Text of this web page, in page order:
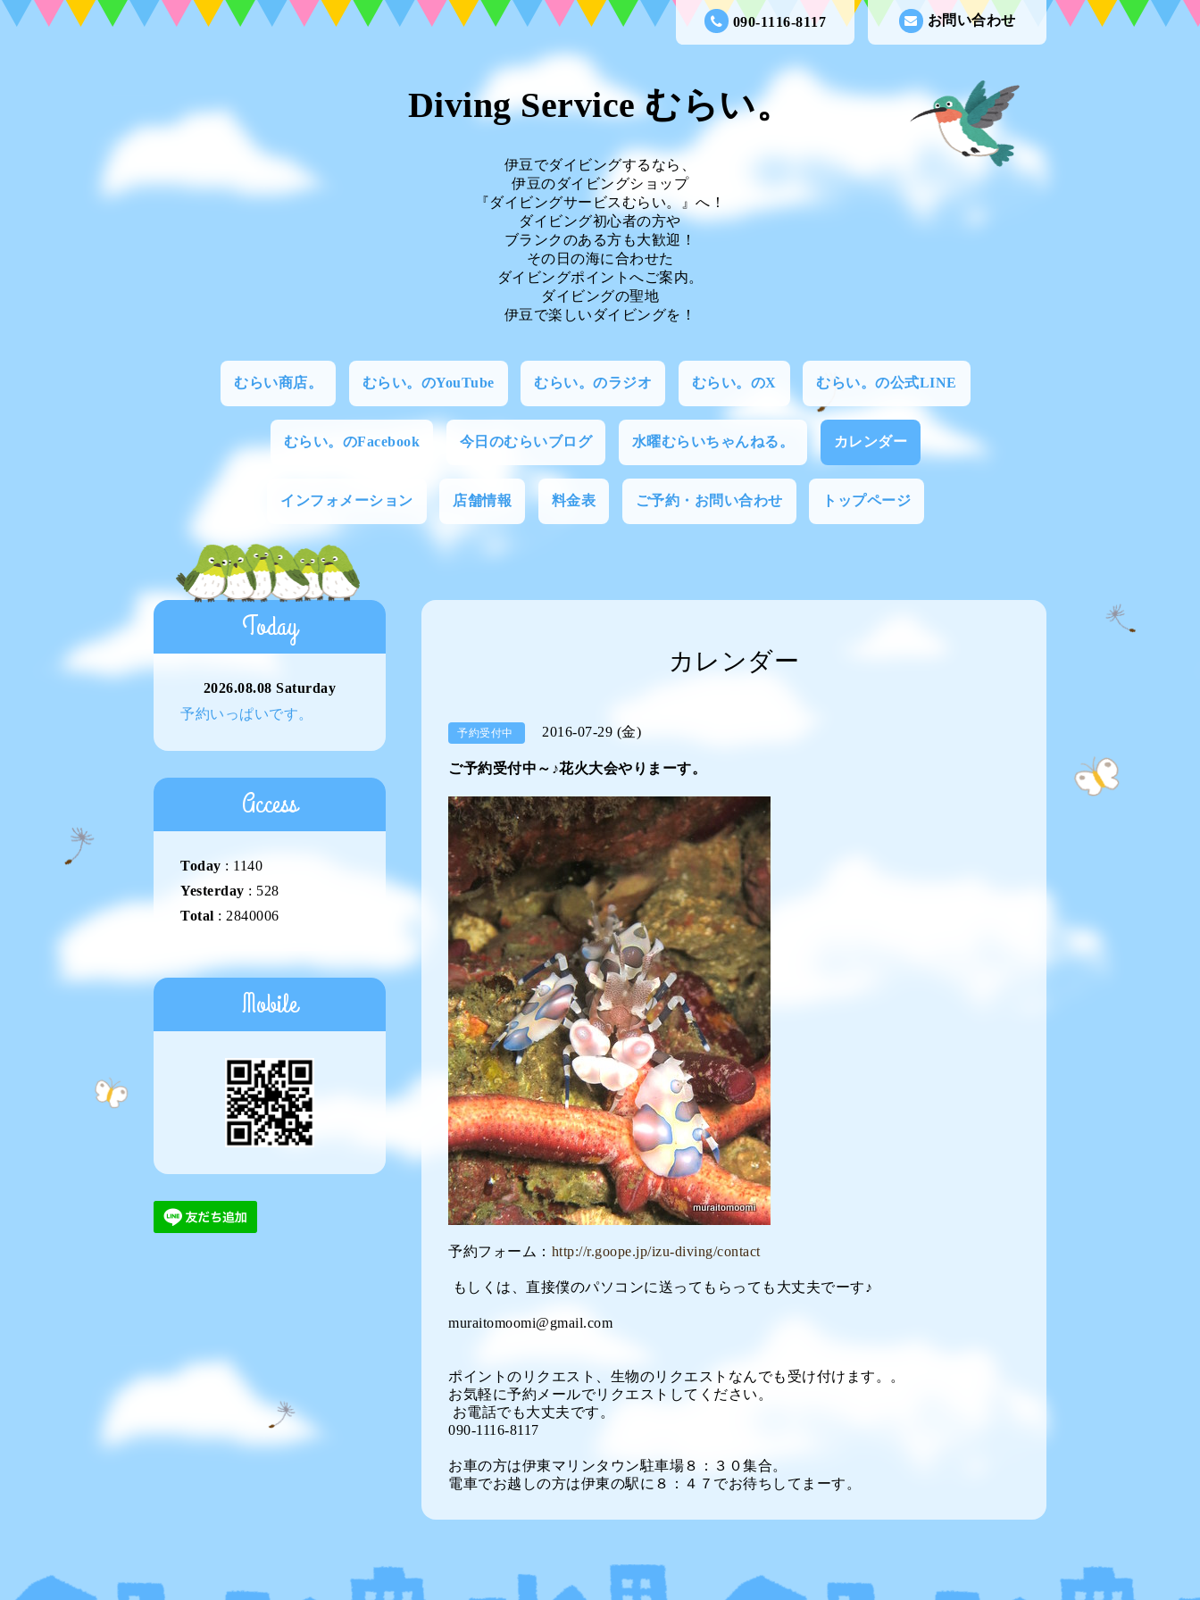
お問い合わせ
090-1116-8117
Diving Service むらい。
伊豆でダイビングするなら、
伊豆のダイビングショップ
『ダイビングサービスむらい。』へ！
ダイビング初心者の方や
ブランクのある方も大歓迎！
その日の海に合わせた
ダイビングポイントへご案内。
ダイビングの聖地
伊豆で楽しいダイビングを！
むらい商店。 むらい。のYouTube むらい。のラジオ むらい。のX むらい。の公式LINE
むらい。のFacebook 今日のむらいブログ 水曜むらいちゃんねる。 カレンダー
インフォメーション 店舗情報 料金表 ご予約・お問い合わせ トップページ
カレンダー
予約受付中 2016-07-29 (金)
ご予約受付中～♪花火大会やりまーす。
予約フォーム： http://r.goope.jp/izu-diving/contact
もしくは、直接僕のパソコンに送ってもらっても大丈夫でーす♪
muraitomoomi@gmail.com
ポイントのリクエスト、生物のリクエストなんでも受け付けます。。
お気軽に予約メールでリクエストしてください。
お電話でも大丈夫です。
090-1116-8117
お車の方は伊東マリンタウン駐車場８：３０集合。
電車でお越しの方は伊東の駅に８：４７でお待ちしてまーす。
Today
2026.08.08 Saturday
予約いっぱいです。
Access
Today : 1140
Yesterday : 528
Total : 2840006
Mobile